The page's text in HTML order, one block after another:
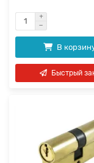
В
Быстрый